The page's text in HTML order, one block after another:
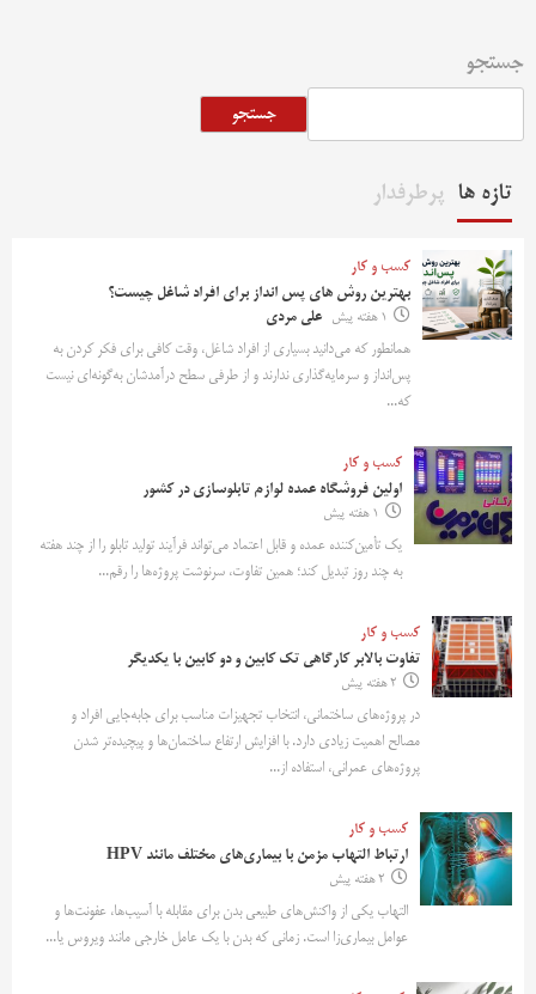
جستجو
جستجو
تازه ها پرطرفدار
کسب و کار
بهترین روش‌ های پس‌ انداز برای افراد شاغل چیست؟
1 هفته پیش
علی مردی
همانطور که می‌دانید بسیاری از افراد شاغل، وقت کافی برای فکر کردن به
پس‌انداز و سرمایه‌گذاری ندارند و از طرفی سطح درآمدشان به‌گونه‌ای نیست
که...
کسب و کار
اولین فروشگاه عمده لوازم تابلوسازی در کشور
1 هفته پیش
یک تأمین‌کننده عمده و قابل اعتماد می‌تواند فرآیند تولید تابلو را از چند هفته
به چند روز تبدیل کند؛ همین تفاوت، سرنوشت پروژه‌ها را رقم...
کسب و کار
تفاوت بالابر کارگاهی تک کابین و دو کابین با یکدیگر
2 هفته پیش
در پروژه‌های ساختمانی، انتخاب تجهیزات مناسب برای جابه‌جایی افراد و
مصالح اهمیت زیادی دارد. با افزایش ارتفاع ساختمان‌ها و پیچیده‌تر شدن
پروژه‌های عمرانی، استفاده از...
کسب و کار
ارتباط التهاب مزمن با بیماری‌های مختلف مانند HPV
2 هفته پیش
التهاب یکی از واکنش‌های طبیعی بدن برای مقابله با آسیب‌ها، عفونت‌ها و
عوامل بیماری‌زا است. زمانی که بدن با یک عامل خارجی مانند ویروس یا...